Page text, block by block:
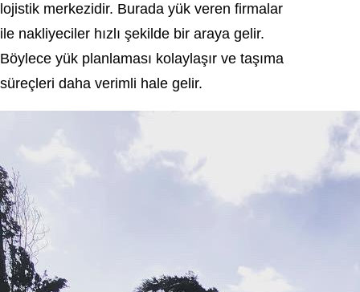
lojistik merkezidir. Burada yük veren firmalar
ile nakliyeciler hızlı şekilde bir araya gelir.
Böylece yük planlaması kolaylaşır ve taşıma
süreçleri daha verimli hale gelir.